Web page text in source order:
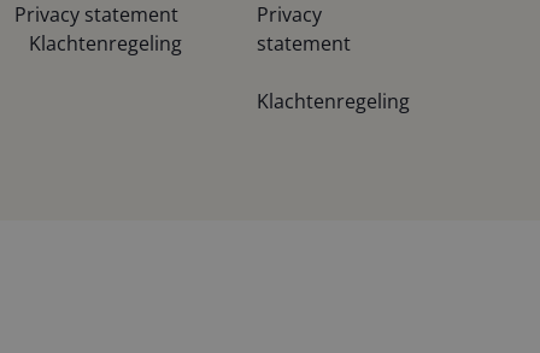
Privacy statement
Klachtenregeling
Privacy
statement
Klachtenregeling